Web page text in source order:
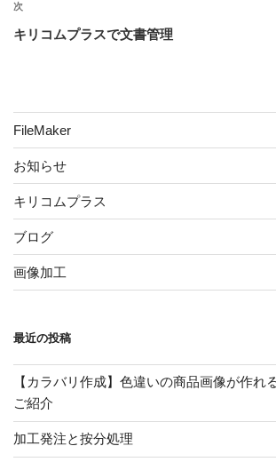
ゲ
ー
ン
次
の
次
キリコムプラスで文書管理
FileMaker
お知らせ
キリコムプラス
ブログ
画像加工
最近の投稿
【カラバリ作成】色違いの商品画像が作れ
ご紹介
加工発注と按分処理